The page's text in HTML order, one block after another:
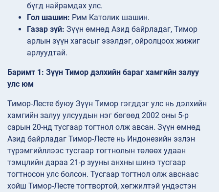
бүгд найрамдах улс.
Гол шашин: Рим Католик шашин.
Газар зүй: Зүүн өмнөд Азид байрладаг, Тимор
арлын зүүн хагасыг эзэлдэг, ойролцоох жижиг
арлуудтай.
Баримт 1: Зүүн Тимор дэлхийн бараг хамгийн залуу
улс юм
Тимор-Лесте буюу Зүүн Тимор гэгддэг улс нь дэлхийн
хамгийн залуу улсуудын нэг бөгөөд 2002 оны 5-р
сарын 20-нд тусгаар тогтнол олж авсан. Зүүн өмнөд
Азид байрладаг Тимор-Лесте нь Индонезийн эзлэн
түрэмгийллээс тусгаар тогтнолын төлөөх удаан
тэмцлийн дараа 21-р зууны анхны шинэ тусгаар
тогтносон улс болсон. Тусгаар тогтнол олж авснаас
хойш Тимор-Лесте тогтвортой, хөгжилтэй үндэстэн